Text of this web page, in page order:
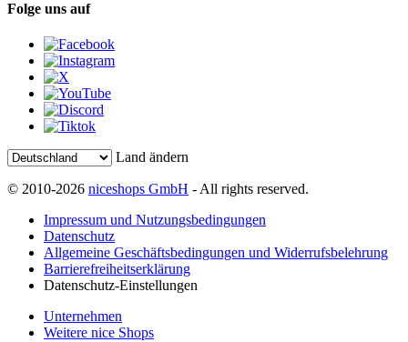
Folge uns auf
Land ändern
© 2010-2026 niceshops GmbH - All rights reserved.
Impressum und Nutzungsbedingungen
Datenschutz
Allgemeine Geschäftsbedingungen und Widerrufsbelehrung
Barrierefreiheitserklärung
Datenschutz-Einstellungen
Unternehmen
Weitere nice Shops